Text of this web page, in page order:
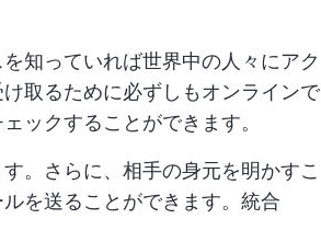
知っていれば世界中の人々にアク
取るために必ずしもオンラインで
ックすることができます。
。さらに、相手の身元を明かすこ
を送ることができます。統合